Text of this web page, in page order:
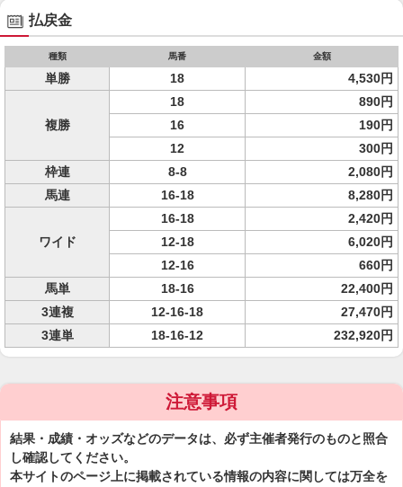
払戻金
種類 馬番 金額
単勝 18 4,530円
複勝
18
890円
16
190円
12
300円
枠連
8-8
2,080円
馬連
16-18 8,280円
ワイド
16-18
2,420円
12-18
6,020円
12-16
660円
馬単
18-16
22,400円
3連複
12-16-18
27,470円
3連単
18-16-12 232,920円
注意事項
結果・成績・オッズなどのデータは、必ず主催者発行のものと照合
し確認してください。
本サイトのページ上に掲載されている情報の内容に関しては万全を